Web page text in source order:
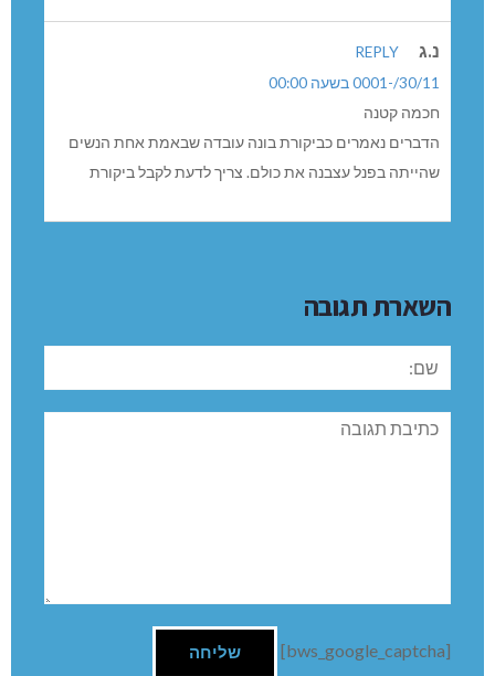
נ.ג
REPLY
30/11/-0001 בשעה 00:00
חכמה קטנה
הדברים נאמרים כביקורת בונה עובדה שבאמת אחת הנשים
שהייתה בפנל עצבנה את כולם. צריך לדעת לקבל ביקורת
השארת תגובה
שם:
תגובה
[bws_google_captcha]